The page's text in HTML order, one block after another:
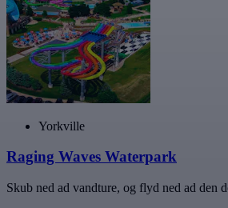
Yorkville
Raging Waves Waterpark
Skub ned ad vandture, og flyd ned ad den